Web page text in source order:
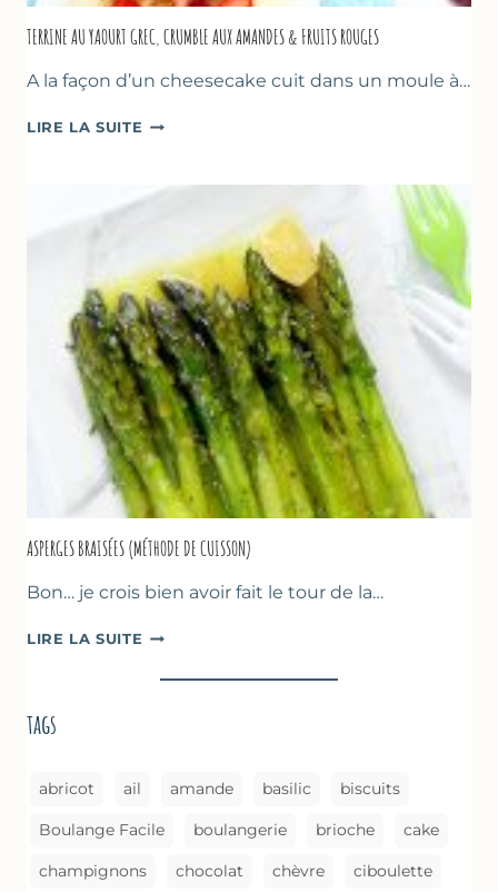
TERRINE AU YAOURT GREC, CRUMBLE AUX AMANDES & FRUITS ROUGES
A la façon d’un cheesecake cuit dans un moule à…
LIRE LA SUITE TERRINE
GREC,
AMANDES
&
FRUITS
ROUGES
ASPERGES BRAISÉES (MÉTHODE DE CUISSON)
Bon… je crois bien avoir fait le tour de la…
LIRE LA SUITE ASPERGES
(MÉTHODE
tags
abricot ail amande basilic biscuits
Boulange Facile boulangerie brioche cake
champignons chocolat chèvre ciboulette